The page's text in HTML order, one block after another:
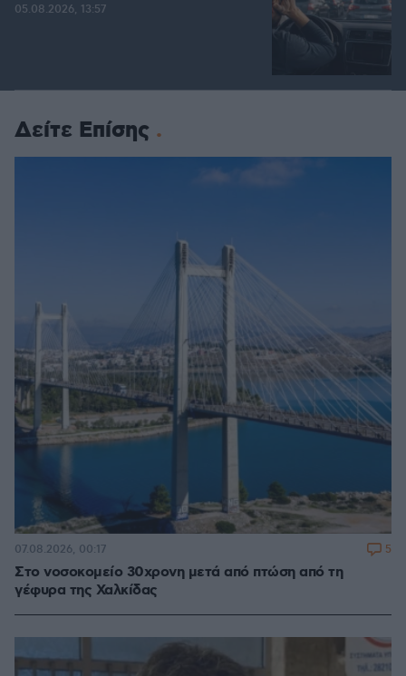
05.08.2026, 13:57
Δείτε Επίσης
Στο νοσοκομείο 30χρονη μετά από πτώση από τη
γέφυρα της Χαλκίδας
07.08.2026, 00:17 5